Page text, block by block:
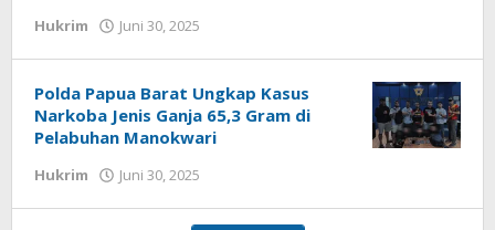
Hukrim Juni 30, 2025
:
Papua
Star
Polda Papua Barat Ungkap Kasus
Narkoba Jenis Ganja 65,3 Gram di
Pelabuhan Manokwari
Hukrim Juni 30, 2025
: